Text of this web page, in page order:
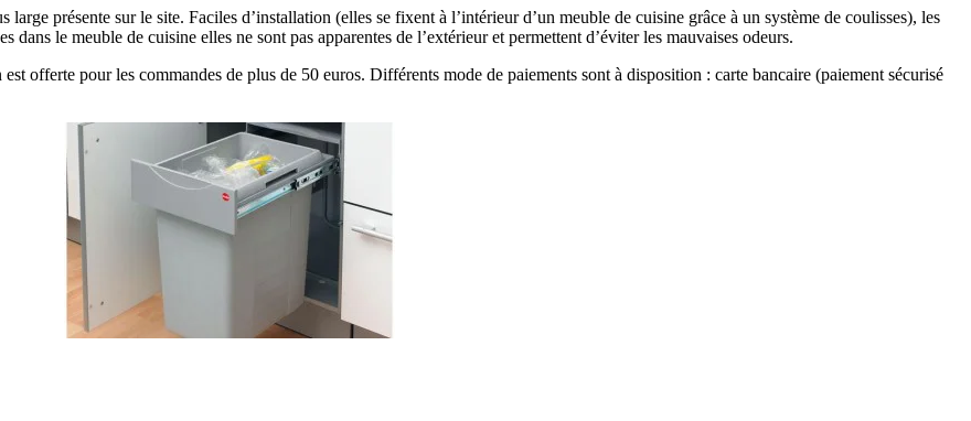
large présente sur le site. Faciles d’installation (elles se fixent à l’intérieur d’un meuble de cuisine grâce à un système de coulisses), les
dans le meuble de cuisine elles ne sont pas apparentes de l’extérieur et permettent d’éviter les mauvaises odeurs.
offerte pour les commandes de plus de 50 euros. Différents mode de paiements sont à disposition : carte bancaire (paiement sécurisé